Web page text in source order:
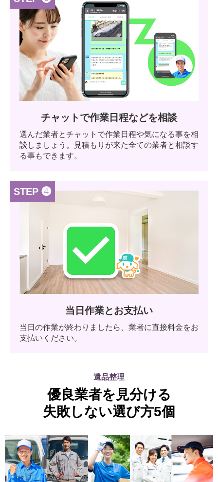
チャットで作業日程などを相談
選んだ業者とチャットで作業日程や気になる事を相
談しましょう。見積もりが来た全ての業者と相談す
る事もできます。
STEP ❹
当日作業とお支払い
当日の作業が終わりましたら、業者に直接料金をお
支払いください。
遺品整理
優良業者を見分ける
失敗しない選び方5個